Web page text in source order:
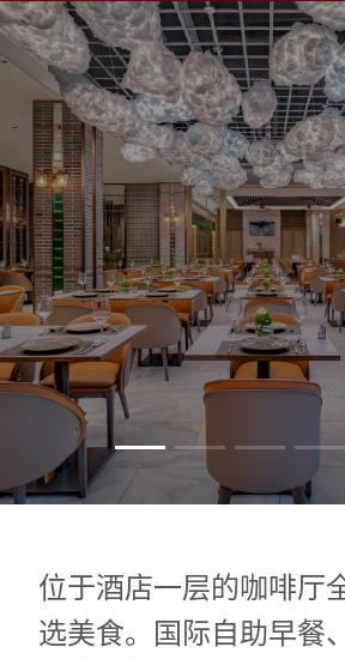
位于酒店一层的咖啡厅
选美食。国际自助早餐